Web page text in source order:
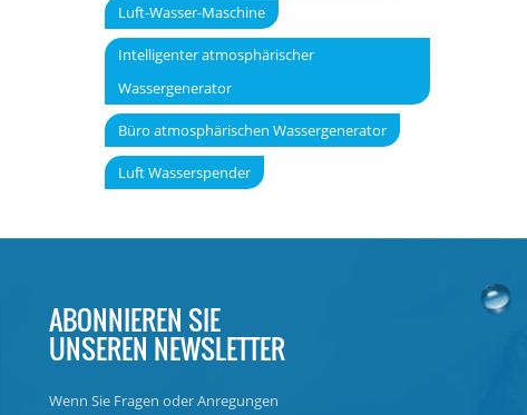
Luft-Wasser-Maschine
Intelligenter atmosphärischer
Wassergenerator
Büro atmosphärischen Wassergenerator
Luft Wasserspender
ABONNIEREN SIE
UNSEREN NEWSLETTER
Wenn Sie Fragen oder Anregungen